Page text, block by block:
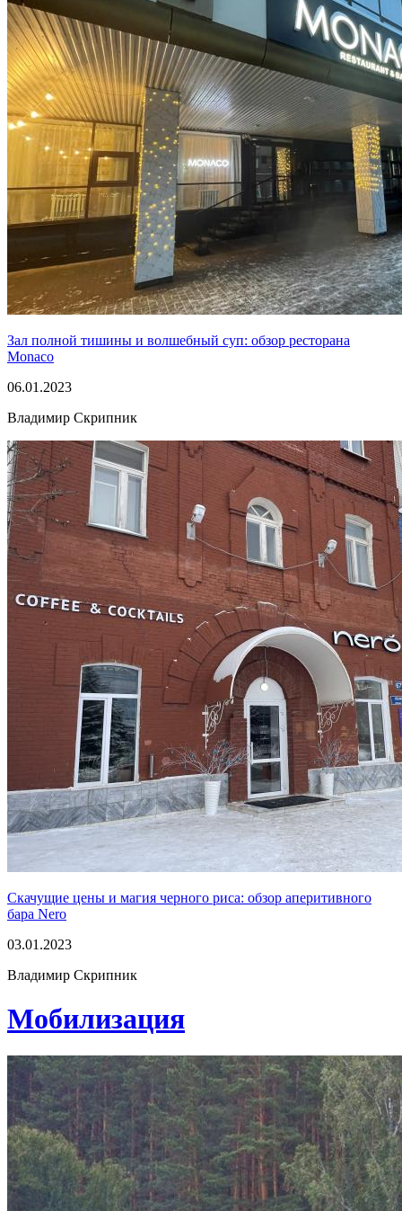
Зал полной тишины и волшебный суп: обзор ресторана
Monaco
06.01.2023
Владимир Скрипник
Скачущие цены и магия черного риса: обзор аперитивного
бара Nero
03.01.2023
Владимир Скрипник
Мобилизация